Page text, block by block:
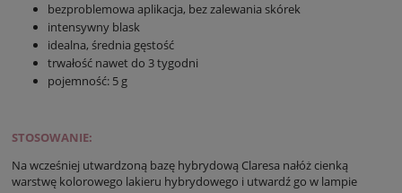
bezproblemowa aplikacja, bez zalewania skórek
intensywny blask
idealna, średnia gęstość
trwałość nawet do 3 tygodni
pojemność: 5 g
STOSOWANIE:
Na wcześniej utwardzoną bazę hybrydową Claresa nałóż cienką
warstwę kolorowego lakieru hybrydowego i utwardź go w lampie